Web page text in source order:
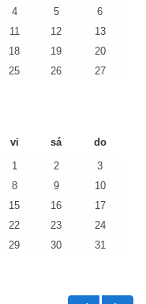
4 5
6
11 12
13
18 19
20
25 26
27
vi sá do
1 2
3
8 9
10
15 16
17
22 23
24
29 30 31